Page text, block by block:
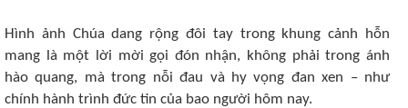
Hình ảnh Chúa dang rộng đôi tay trong khung cảnh hỗn
mang là một lời mời gọi đón nhận, không phải trong ánh
hào quang, mà trong nỗi đau và hy vọng đan xen – như
chính hành trình đức tin của bao người hôm nay.​